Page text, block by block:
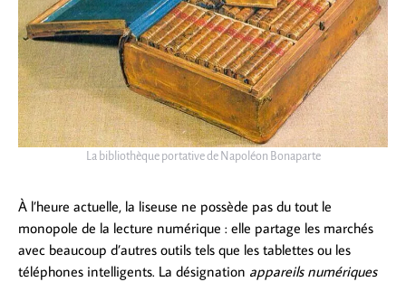
La bibliothèque portative de Napoléon Bonaparte
À l’heure actuelle, la liseuse ne possède pas du tout le
monopole de la lecture numérique : elle partage les marchés
avec beaucoup d’autres outils tels que les tablettes ou les
téléphones intelligents. La désignation appareils numériques